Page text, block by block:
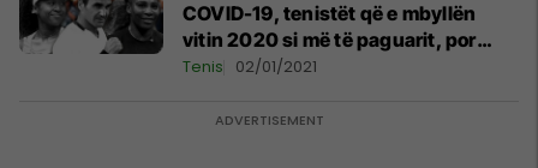
COVID-19, tenistët që e mbyllën
vitin 2020 si më të paguarit, por
edhe me ata të të gjitha kohërat
Tenis 02/01/2021